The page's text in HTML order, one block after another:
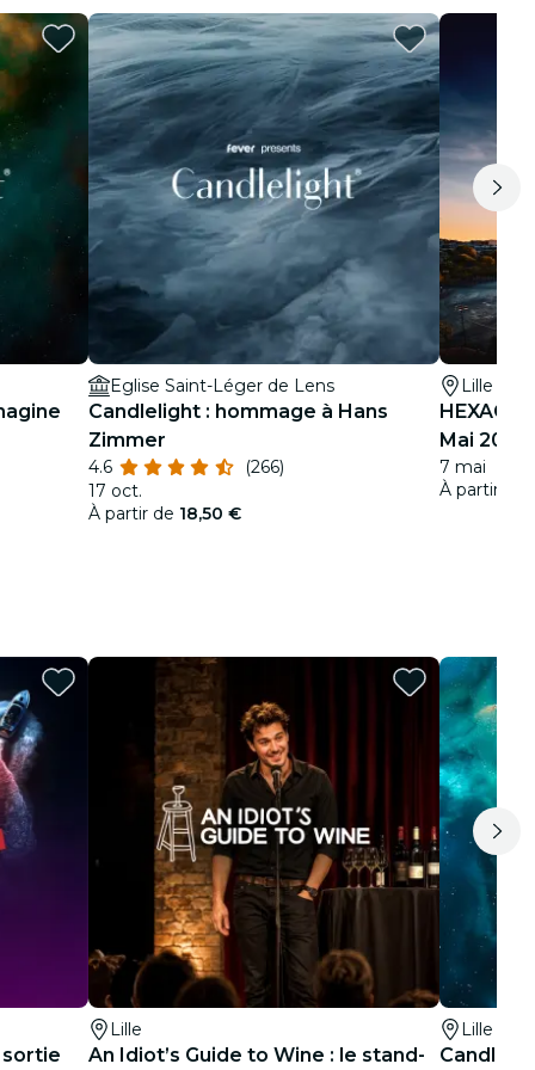
Eglise Saint-Léger de Lens
Candlelight : hommage à Hans
Zimmer
4.6
(266)
17 oct.
À partir de 18,50 €
Lille
Mai 2027
7 mai
À partir de
sortie
Lille
An Idiot’s Guide to Wine : le stand-
Lille